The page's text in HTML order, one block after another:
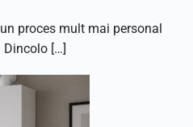
proces mult mai personal
Dincolo […]